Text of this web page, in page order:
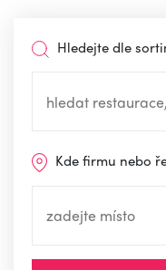
Hledejte dle
Kde firmu nebo